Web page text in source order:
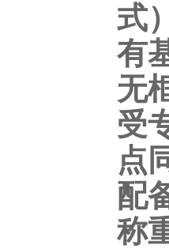
式
有
无
受
点
配
称